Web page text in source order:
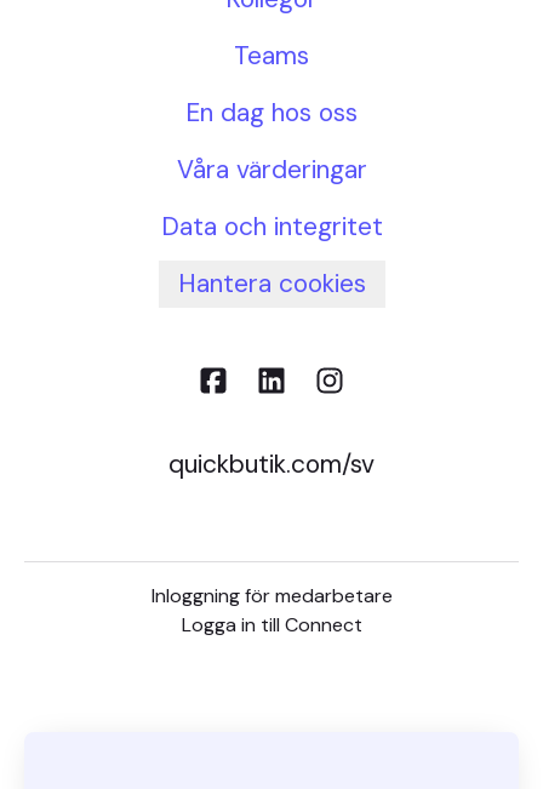
Teams
En dag hos oss
Våra värderingar
Data och integritet
Hantera cookies
quickbutik.com/sv
Inloggning för medarbetare
Logga in till Connect